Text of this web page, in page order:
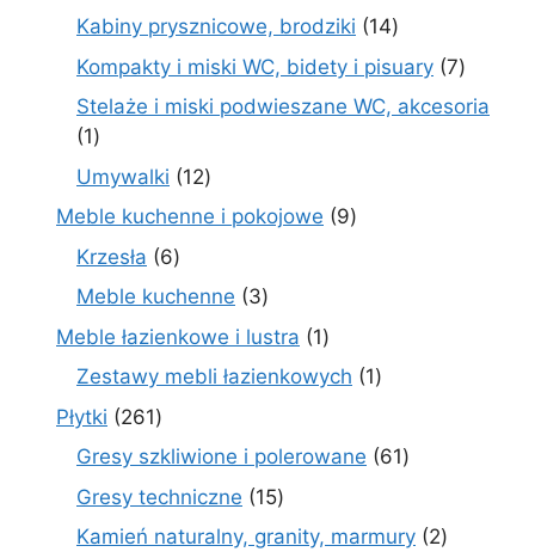
produkty
Kabiny prysznicowe, brodziki 1414
produktów
Kompakty i miski WC, bidety i pisuary 77
Stelaże i miski podwieszane WC, akcesoria
11
produkt
Umywalki 1212
produktów
Meble kuchenne i pokojowe 99
Krzesła 66
produktów
Meble kuchenne 33
produkty
Meble łazienkowe i lustra 11
produkt
Zestawy mebli łazienkowych 11
Płytki 261261
produktów
Gresy szkliwione i polerowane 6161
Gresy techniczne 1515
produktów
Kamień naturalny, granity, marmury 22